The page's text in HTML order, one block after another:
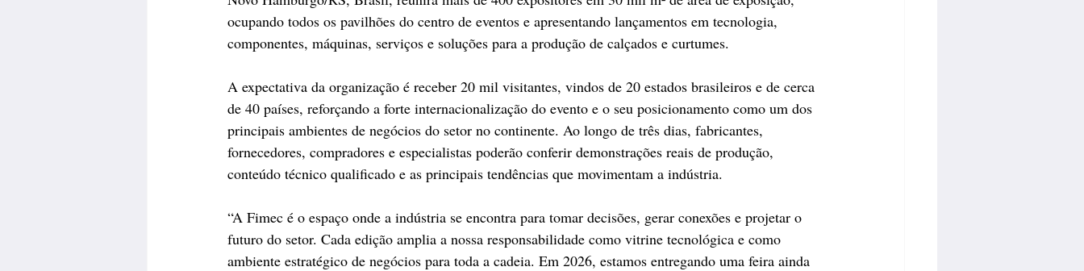
ocupando todos os pavilhões do centro de eventos e apresentando lançamentos em tecnologia,
componentes, máquinas, serviços e soluções para a produção de calçados e curtumes.
A expectativa da organização é receber 20 mil visitantes, vindos de 20 estados brasileiros e de cerca
de 40 países, reforçando a forte internacionalização do evento e o seu posicionamento como um dos
principais ambientes de negócios do setor no continente. Ao longo de três dias, fabricantes,
fornecedores, compradores e especialistas poderão conferir demonstrações reais de produção,
conteúdo técnico qualificado e as principais tendências que movimentam a indústria.
“A Fimec é o espaço onde a indústria se encontra para tomar decisões, gerar conexões e projetar o
futuro do setor. Cada edição amplia a nossa responsabilidade como vitrine tecnológica e como
ambiente estratégico de negócios para toda a cadeia. Em 2026, estamos entregando uma feira ainda